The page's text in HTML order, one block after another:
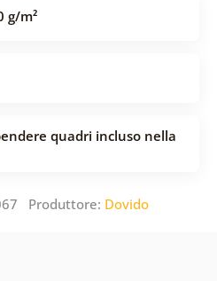
g/m²
quadri incluso nella
Produttore: Dovido